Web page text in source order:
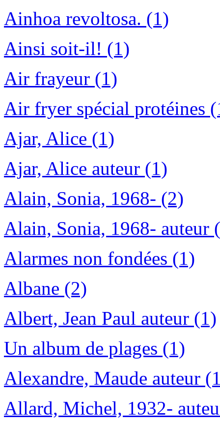
Ainhoa revoltosa. (1)
Ainsi soit-il! (1)
Air frayeur (1)
Air fryer spécial protéines
Ajar, Alice (1)
Ajar, Alice auteur (1)
Alain, Sonia, 1968- (2)
Alain, Sonia, 1968- auteur
Alarmes non fondées (1)
Albane (2)
Albert, Jean Paul auteur (1)
Un album de plages (1)
Alexandre, Maude auteur
Allard, Michel, 1932-